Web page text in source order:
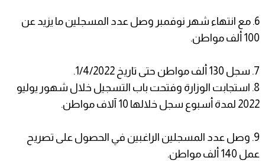
6. مع انتهاء شهر نوفمبر وصل عدد المسجلين ما يزيد عن
100 ألف مواطن.
7. سجل 130 ألف مواطن حتى تاريخ 1/4/2022.
8. استجابت الوزارة وفتحت باب التسجيل خلال شهور يوليو
2022 لمدة أسبوع سجل خلالها 10 آلاف مواطن.
9. وصل عدد المسجلين الراغبين في الحصول على تصريح
عمل 140 ألف مواطن.